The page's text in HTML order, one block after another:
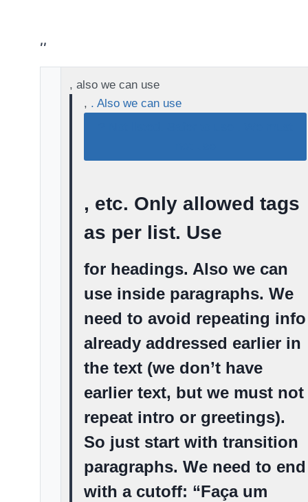
,,
, also we can use
, . Also we can use
, etc. Only allowed tags
as per list. Use
for headings. Also we can
use inside paragraphs. We
need to avoid repeating info
already addressed earlier in
the text (we don’t have
earlier text, but we must not
repeat intro or greetings).
So just start with transition
paragraphs. We need to end
with a cutoff: “Faça um